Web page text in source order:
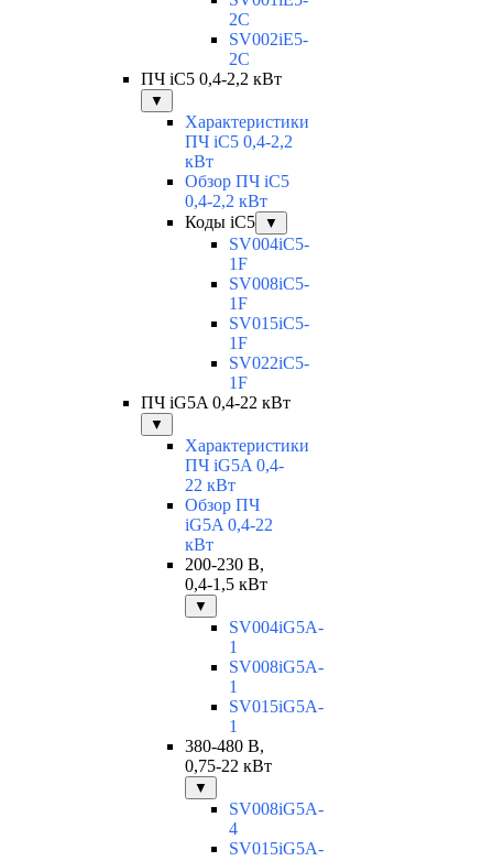
2C
SV002iE5-
2C
ПЧ iC5 0,4-2,2 кВт
▼
Характеристики
ПЧ iC5 0,4-2,2
кВт
Обзор ПЧ iC5
0,4-2,2 кВт
Коды iC5
▼
SV004iC5-
1F
SV008iC5-
1F
SV015iC5-
1F
SV022iC5-
1F
ПЧ iG5A 0,4-22 кВт
▼
Характеристики
ПЧ iG5A 0,4-
22 кВт
Обзор ПЧ
iG5A 0,4-22
кВт
200-230 В,
0,4-1,5 кВт
▼
SV004iG5A-
1
SV008iG5A-
1
SV015iG5A-
1
380-480 В,
0,75-22 кВт
▼
SV008iG5A-
4
SV015iG5A-